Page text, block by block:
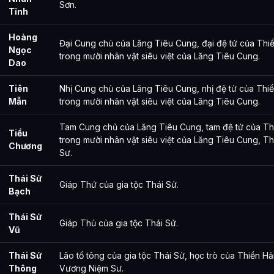
Tĩnh
Sơn.
Hoàng
Ngọc
Dao
Đại Cung chủ của Lăng Tiêu Cung, đại đệ tử của
trong mười nhân vật siêu việt của Lăng Tiêu Cung.
Tiên
Mẫn
Nhị Cung chủ của Lăng Tiêu Cung, nhị đệ tử của
trong mười nhân vật siêu việt của Lăng Tiêu Cung.
Tiểu
Chương
Tam Cung chủ của Lăng Tiêu Cung, tam đệ tử của
trong mười nhân vật siêu việt của Lăng Tiêu Cung,
Sư.
Thái Sử
Bạch
Giáp Thứ của gia tộc Thái Sử.
Thái Sử
Vũ
Giáp Thủ của gia tộc Thái Sử.
Thái Sử
Thông
Lão tổ tông của gia tộc Thái Sử, học trò của Thiền
Vương Niệm Sư.